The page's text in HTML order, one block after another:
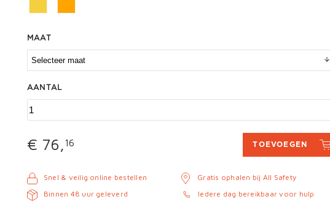
MAAT
AANTAL
€ 76,16 TOEVOEGEN
Snel & veilig online bestellen
Binnen 48 uur geleverd
Gratis ophalen bij All Safety
Iedere dag bereikbaar voor hulp